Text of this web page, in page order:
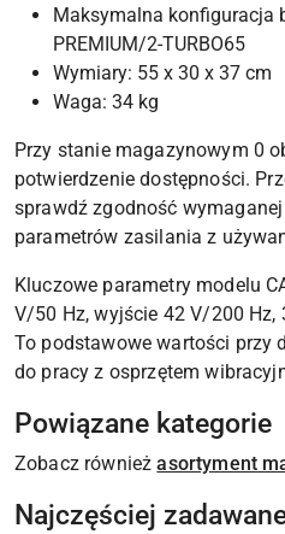
Maksymalna konfiguracja
PREMIUM/2-TURBO65
Wymiary: 55 x 30 x 37 cm
Waga: 34 kg
Przy stanie magazynowym 0
potwierdzenie dostępności.
sprawdź zgodność
parametrów zasilania z
Kluczowe parametry modelu
V/50 Hz, wyjście 42 V/200
To podstawowe wartości przy
do pracy z osprzętem
Powiązane kategorie
Zobacz równieżasortyment
Najczęściej